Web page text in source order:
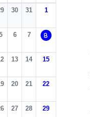
30 31 1
6 7 8
13 14 15
20 21 22
27 28 29